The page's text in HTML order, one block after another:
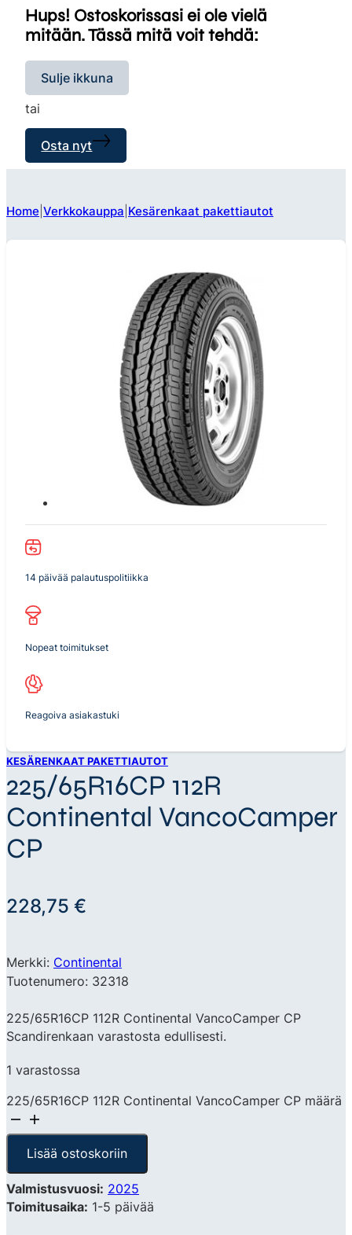
Hups! Ostoskorissasi ei ole vielä
mitään. Tässä mitä voit tehdä:
Sulje ikkuna
tai
Osta nyt
Home Verkkokauppa Kesärenkaat pakettiautot
14 päivää palautuspolitiikka
Nopeat toimitukset
Reagoiva asiakastuki
KESÄRENKAAT PAKETTIAUTOT
225/65R16CP 112R
Continental VancoCamper
CP
228,75 €
Merkki: Continental
Tuotenumero: 32318
225/65R16CP 112R Continental VancoCamper CP
Scandirenkaan varastosta edullisesti.
1 varastossa
225/65R16CP 112R Continental VancoCamper CP määrä
Lisää ostoskoriin
Valmistusvuosi: 2025
Toimitusaika: 1-5 päivää